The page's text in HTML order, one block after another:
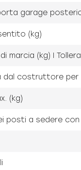
garage
(kg)
marcia (kg) I
dal costruttore per
(kg)
posti a sedere